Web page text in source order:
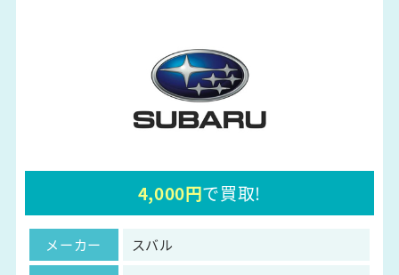
4,000円で買取!
メーカー
スバル